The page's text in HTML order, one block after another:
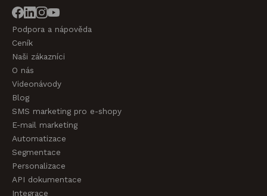
Podpora a nápověda
Ceník
Naši zákazníci
O nás
Videonávody
Blog
SMS marketing pro e-shopy
E-mail marketing
Automatizace
Segmentace
Personalizace
API dokumentace
Integrace